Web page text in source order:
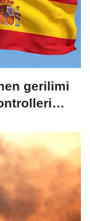
gerilimi